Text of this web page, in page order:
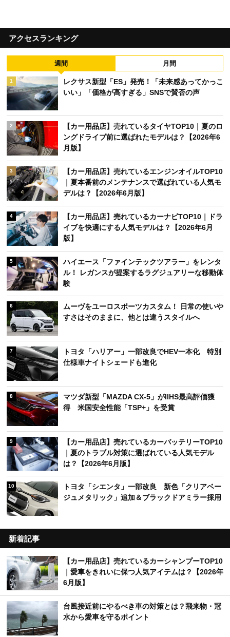
アクセスランキング
週間 月間
1
レクサス新型「ES」発売！「未来感あってかっこ
いい」「価格が高すぎる」SNSで賛否の声
2
【カー用品店】売れているタイヤTOP10｜夏のロ
ングドライブ前に選ばれたモデルは？【2026年6
月版】
3
【カー用品店】売れているエンジンオイルTOP10
｜夏本番前のメンテナンスで選ばれている人気モ
デルは？【2026年6月版】
4
【カー用品店】売れているカーナビTOP10｜ドラ
イブを快適にする人気モデルは？【2026年6月
版】
5
ハイエース「ファインテックツアラー」をレンタ
ル！ レガンスが提案するラグジュアリーな移動体
験
6
ムーヴをユーロスポーツカスタム！ 日常の使いや
すさはそのままに、他とは違うスタイルへ
7
トヨタ「ハリアー」一部改良でHEV一本化 特別
仕様車ナイトシェードも進化
8
マツダ新型「MAZDA CX-5」がIIHS最高評価獲
得 米国安全性能「TSP+」を受賞
9
【カー用品店】売れているカーバッテリーTOP10
｜夏のトラブル対策に選ばれている人気モデル
は？【2026年6月版】
10
トヨタ「シエンタ」一部改良 新色「クリアベー
ジュメタリック」追加＆ブラックドアミラー採用
新着記事
【カー用品店】売れているカーシャンプーTOP10
｜愛車をきれいに保つ人気アイテムは？【2026年
6月版】
台風接近前にやるべき車の対策とは？飛来物・冠
水から愛車を守るポイント